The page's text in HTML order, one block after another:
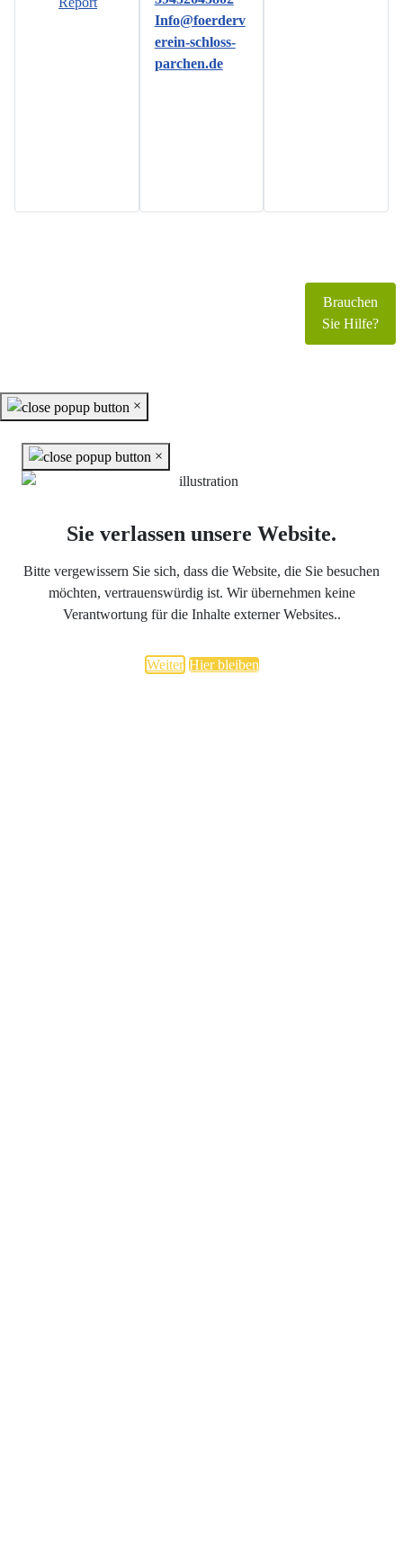
Info@foerderv
erein-schloss-
parchen.de
Brauchen
Sie Hilfe?
×
×
Sie verlassen unsere Website.
Bitte vergewissern Sie sich, dass die Website, die Sie besuchen
möchten, vertrauenswürdig ist. Wir übernehmen keine
Verantwortung für die Inhalte externer Websites..
Weiter Hier bleiben